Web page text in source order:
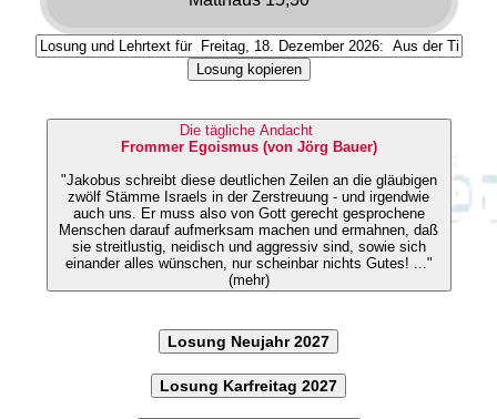
Losung kopieren
Die tägliche Andacht
Frommer Egoismus (von Jörg Bauer)
"Jakobus schreibt diese deutlichen Zeilen an die gläubigen
zwölf Stämme Israels in der Zerstreuung - und irgendwie
auch uns. Er muss also von Gott gerecht gesprochene
Menschen darauf aufmerksam machen und ermahnen, daß
sie streitlustig, neidisch und aggressiv sind, sowie sich
einander alles wünschen, nur scheinbar nichts Gutes! ..."
(mehr)
Losung Neujahr 2027
Losung Karfreitag 2027